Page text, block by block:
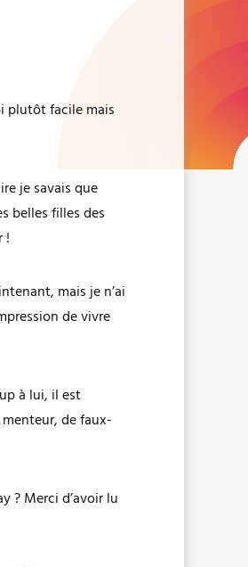
plutôt facile mais
je savais que
belles filles des
!
mais je n’ai
de vivre
à lui, il est
de faux-
? Merci d’avoir lu